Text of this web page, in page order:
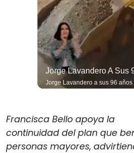
Francisca Bello apoya la
continuidad del plan que
personas mayores,